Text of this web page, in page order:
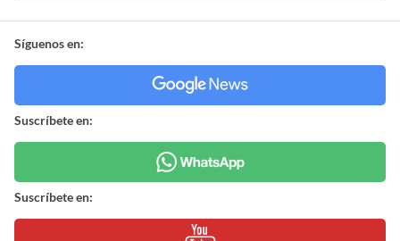
Síguenos en:
Suscríbete en:
Suscríbete en: